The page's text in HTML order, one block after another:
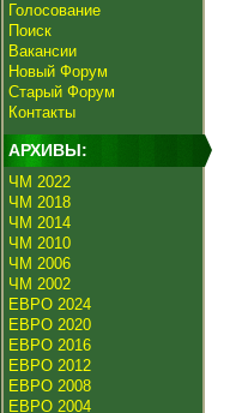
Голосование
Поиск
Вакансии
Новый Форум
Старый Форум
Контакты
АРХИВЫ:
ЧМ 2022
ЧМ 2018
ЧМ 2014
ЧМ 2010
ЧМ 2006
ЧМ 2002
ЕВРО 2024
ЕВРО 2020
ЕВРО 2016
ЕВРО 2012
ЕВРО 2008
ЕВРО 2004